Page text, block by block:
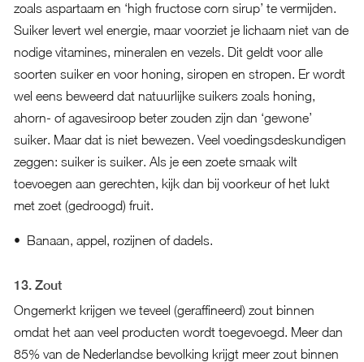
zoals aspartaam en ‘high fructose corn sirup’ te vermijden.
Suiker levert wel energie, maar voorziet je lichaam niet van de
nodige vitamines, mineralen en vezels. Dit geldt voor alle
soorten suiker en voor honing, siropen en stropen. Er wordt
wel eens beweerd dat natuurlijke suikers zoals honing,
ahorn- of agavesiroop beter zouden zijn dan ‘gewone’
suiker. Maar dat is niet bewezen. Veel voedingsdeskundigen
zeggen: suiker is suiker. Als je een zoete smaak wilt
toevoegen aan gerechten, kijk dan bij voorkeur of het lukt
met zoet (gedroogd) fruit.
Banaan, appel, rozijnen of dadels.
13. Zout
Ongemerkt krijgen we teveel (geraffineerd) zout binnen
omdat het aan veel producten wordt toegevoegd. Meer dan
85% van de Nederlandse bevolking krijgt meer zout binnen